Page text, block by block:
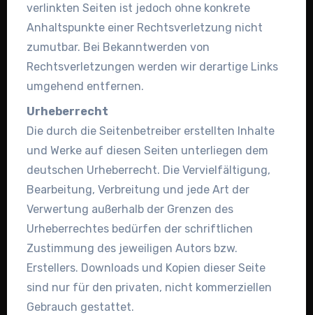
verlinkten Seiten ist jedoch ohne konkrete
Anhaltspunkte einer Rechtsverletzung nicht
zumutbar. Bei Bekanntwerden von
Rechtsverletzungen werden wir derartige Links
umgehend entfernen.
Urheberrecht
Die durch die Seitenbetreiber erstellten Inhalte
und Werke auf diesen Seiten unterliegen dem
deutschen Urheberrecht. Die Vervielfältigung,
Bearbeitung, Verbreitung und jede Art der
Verwertung außerhalb der Grenzen des
Urheberrechtes bedürfen der schriftlichen
Zustimmung des jeweiligen Autors bzw.
Erstellers. Downloads und Kopien dieser Seite
sind nur für den privaten, nicht kommerziellen
Gebrauch gestattet.